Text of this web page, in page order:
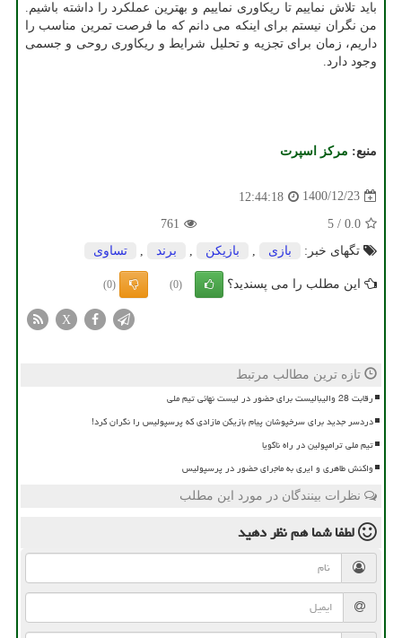
باید تلاش نماییم تا ریکاوری نماییم و بهترین عملکرد را داشته باشیم.
من نگران نیستم برای اینکه می دانم که ما فرصت تمرین مناسب را
داریم، زمان برای تجزیه و تحلیل شرایط و ریکاوری روحی و جسمی
وجود دارد.
منبع: مركز اسپرت
1400/12/23
12:44:18
0.0
/
5
761
تگهای خبر:
بازی بازیكن برند تساوی
این مطلب را می پسندید؟ (0)
(0)
X
تازه ترین مطالب مرتبط
رقابت 28 والیبالیست برای حضور در لیست نهائی تیم ملی
دردسر جدید برای سرخپوشان پیام بازیکن مازادی که پرسپولیس را نگران کرد!
تیم ملی ترامپولین در راه ناگویا
واکنش طاهری و ایری به ماجرای حضور در پرسپولیس
نظرات بینندگان در مورد این مطلب
لطفا شما همنظر دهید